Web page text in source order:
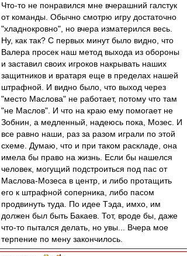
Что-то не понравился мне вчерашний галстук
от команды. Обычно смотрю игру достаточно
"хладнокровно", но вчера изматерился весь.
Ну, как так? С первых минут было видно, что
Валера просек наш метод выхода из обороны
и заставил своих игроков накрывать наших
защитников и вратаря еще в пределах нашей
штрафной. И видно было, что выход через
"место Маслова" не работает, потому что там
"не Маслов". И что на краю ему помогает не
Зобнин, а медленный, надеюсь пока, Мозес. И
все равно наши, раз за разом играли по этой
схеме. Думаю, что и при таком раскладе, она
имела бы право на жизнь. Если бы нашелся
человек, могущий подстроиться под пас от
Маслова-Мозеса в центр, и либо протащить
его к штрафной соперника, либо пасом
продвинуть туда. По идее Тэда, имхо, им
должен был быть Бакаев. Тот, вроде бы, даже
что-то пытался делать, но увы... Вчера мое
терпение по мену закончилось.